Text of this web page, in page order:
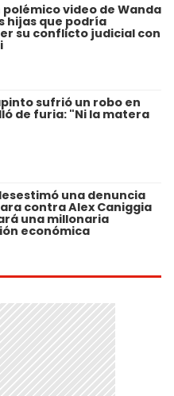
video de Wanda
hijas que podría
su conflicto judicial con
sufrió un robo en
de furia: "Ni la matera
una denuncia
contra Alex Caniggia
una millonaria
económica